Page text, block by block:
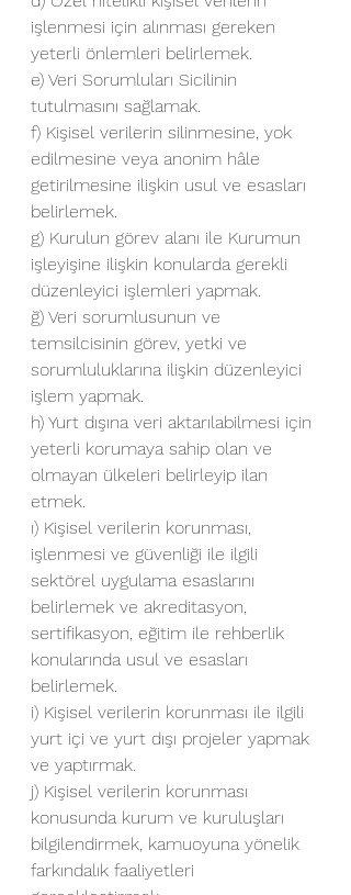
işlenmesi için alınması gereken
yeterli önlemleri belirlemek.
e) Veri Sorumluları Sicilinin
tutulmasını sağlamak.
f) Kişisel verilerin silinmesine, yok
edilmesine veya anonim hâle
getirilmesine ilişkin usul ve esasları
belirlemek.
g) Kurulun görev alanı ile Kurumun
işleyişine ilişkin konularda gerekli
düzenleyici işlemleri yapmak.
ğ) Veri sorumlusunun ve
temsilcisinin görev, yetki ve
sorumluluklarına ilişkin düzenleyici
işlem yapmak.
h) Yurt dışına veri aktarılabilmesi için
yeterli korumaya sahip olan ve
olmayan ülkeleri belirleyip ilan
etmek.
ı) Kişisel verilerin korunması,
işlenmesi ve güvenliği ile ilgili
sektörel uygulama esaslarını
belirlemek ve akreditasyon,
sertifikasyon, eğitim ile rehberlik
konularında usul ve esasları
belirlemek.
i) Kişisel verilerin korunması ile ilgili
yurt içi ve yurt dışı projeler yapmak
ve yaptırmak.
j) Kişisel verilerin korunması
konusunda kurum ve kuruluşları
bilgilendirmek, kamuoyuna yönelik
farkındalık faaliyetleri